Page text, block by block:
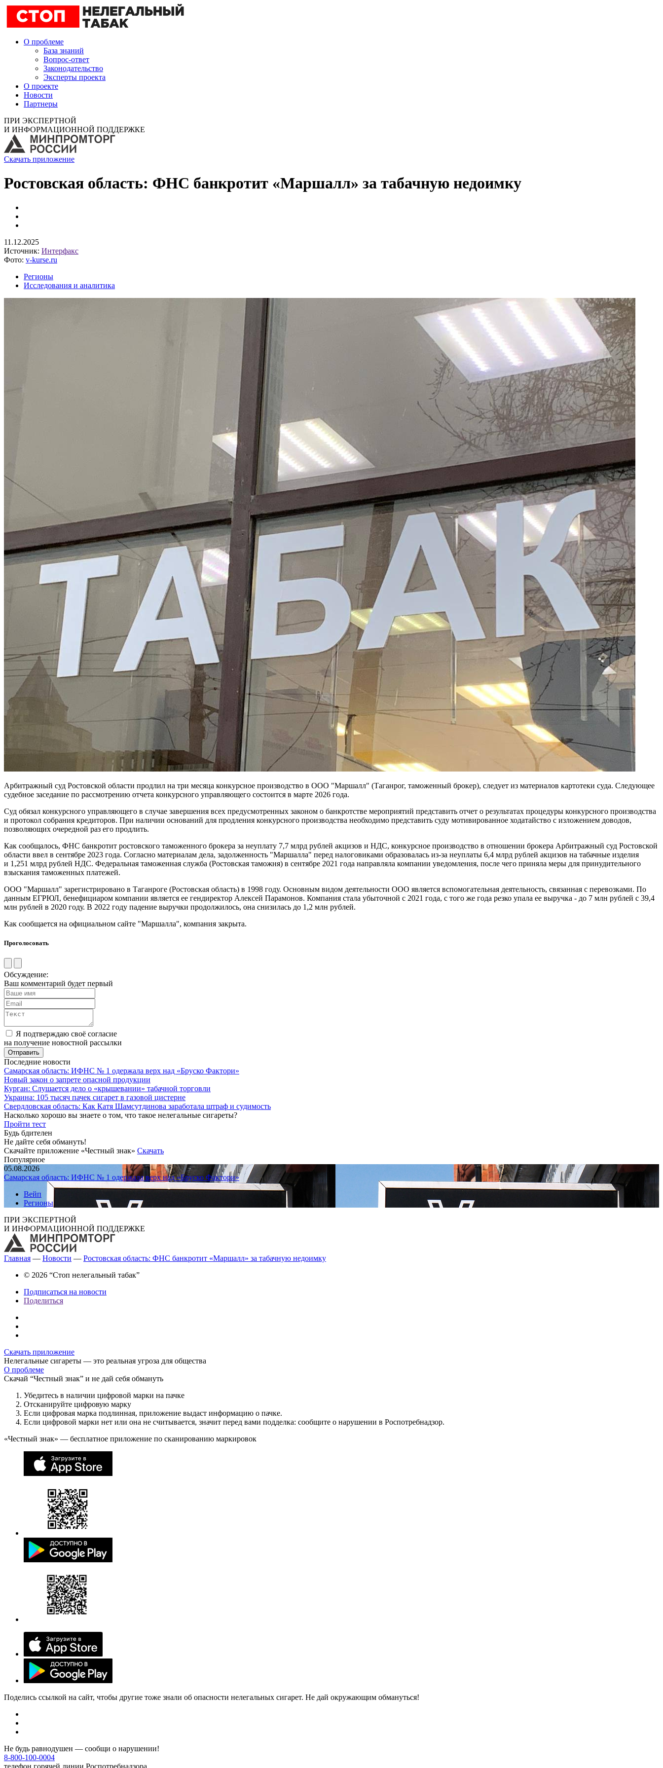
О проблеме
База знаний
Вопрос-ответ
Законодательство
Эксперты проекта
О проекте
Новости
Партнеры
ПРИ ЭКСПЕРТНОЙ
И ИНФОРМАЦИОННОЙ ПОДДЕРЖКЕ
Скачать приложение
Ростовская область: ФНС банкротит «Маршалл» за табачную недоимку
11.12.2025
Источник: Интерфакс
Фото: v-kurse.ru
Регионы
Исследования и аналитика
Арбитражный суд Ростовской области продлил на три месяца конкурсное производство в ООО "Маршалл" (Таганрог, таможенный брокер), следует из материалов картотеки суда. Следующее
судебное заседание по рассмотрению отчета конкурсного управляющего состоится в марте 2026 года.
Суд обязал конкурсного управляющего в случае завершения всех предусмотренных законом о банкротстве мероприятий представить отчет о результатах процедуры конкурсного производства
и протокол собрания кредиторов. При наличии оснований для продления конкурсного производства необходимо представить суду мотивированное ходатайство с изложением доводов,
позволяющих очередной раз его продлить.
Как сообщалось, ФНС банкротит ростовского таможенного брокера за неуплату 7,7 млрд рублей акцизов и НДС, конкурсное производство в отношении брокера Арбитражный суд Ростовской
области ввел в сентябре 2023 года. Согласно материалам дела, задолженность "Маршалла" перед налоговиками образовалась из-за неуплаты 6,4 млрд рублей акцизов на табачные изделия
и 1,251 млрд рублей НДС. Федеральная таможенная служба (Ростовская таможня) в сентябре 2021 года направляла компании уведомления, после чего приняла меры для принудительного
взыскания таможенных платежей.
ООО "Маршалл" зарегистрировано в Таганроге (Ростовская область) в 1998 году. Основным видом деятельности ООО является вспомогательная деятельность, связанная с перевозками. По
данным ЕГРЮЛ, бенефициаром компании является ее гендиректор Алексей Парамонов. Компания стала убыточной с 2021 года, с того же года резко упала ее выручка - до 7 млн рублей с 39,4
млн рублей в 2020 году. В 2022 году падение выручки продолжилось, она снизилась до 1,2 млн рублей.
Как сообщается на официальном сайте "Маршалла", компания закрыта.
Проголосовать
Обсуждение:
Ваш комментарий будет первый
Я подтверждаю своё согласие
на получение новостной рассылки
Последние новости
Самарская область: ИФНС № 1 одержала верх над «Бруско Фактори»
Новый закон о запрете опасной продукции
Курган: Слушается дело о «крышевании» табачной торговли
Украина: 105 тысяч пачек сигарет в газовой цистерне
Свердловская область: Как Катя Шамсутдинова заработала штраф и судимость
Насколько хорошо вы знаете о том, что такое нелегальные сигареты?
Пройти тест
Будь бдителен
Не дайте себя обмануть!
Скачайте приложение «Честный знак» Скачать
Популярное
05.08.2026
Самарская область: ИФНС № 1 одержала верх над «Бруско Фактори»
Вейп
Регионы
ПРИ ЭКСПЕРТНОЙ
И ИНФОРМАЦИОННОЙ ПОДДЕРЖКЕ
Главная — Новости — Ростовская область: ФНС банкротит «Маршалл» за табачную недоимку
© 2026 “Стоп нелегальный табак”
Подписаться на новости
Поделиться
Скачать приложение
Нелегальные сигареты — это реальная угроза для общества
О проблеме
Скачай “Честный знак” и не дай себя обмануть
Убедитесь в наличии цифровой марки на пачке
Отсканируйте цифровую марку
Если цифровая марка подлинная, приложение выдаст информацию о пачке.
Если цифровой марки нет или она не считывается, значит перед вами подделка: сообщите о нарушении в Роспотребнадзор.
«Честный знак» — бесплатное приложение по сканированию маркировок
Поделись ссылкой на сайт, чтобы другие тоже знали об опасности нелегальных сигарет. Не дай окружающим обмануться!
Не будь равнодушен — сообщи о нарушении!
8-800-100-0004
телефон горячей линии Роспотребнадзора